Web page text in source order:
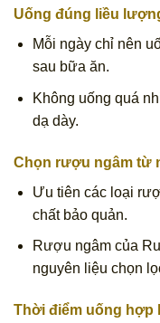
Uống đúng liều
Mỗi ngày chỉ nên
sau bữa ăn.
Không uống quá
dạ dày.
Chọn rượu ngâm từ
Ưu tiên các loại
chất bảo quản.
Rượu ngâm của
nguyên liệu chọn
Thời điểm uống hợp